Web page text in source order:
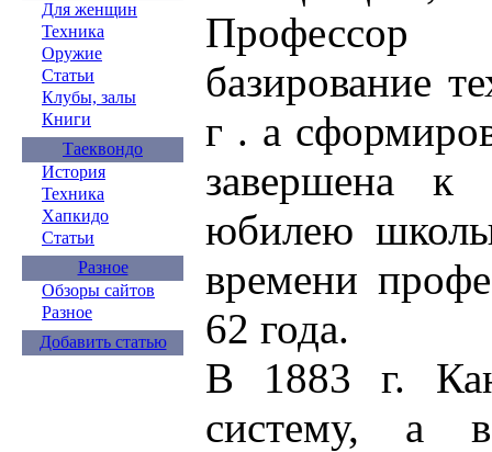
Для женщин
Техника
Оружие
Статьи
Клубы, залы
Книги
Таеквондо
История
Техника
Хапкидо
Статьи
Разное
Обзоры сайтов
Разное
Добавить статью
Профессор
базирование
г . а
завершена к
юбилею
времени
62 года.
В 1883 г.
систему, а в